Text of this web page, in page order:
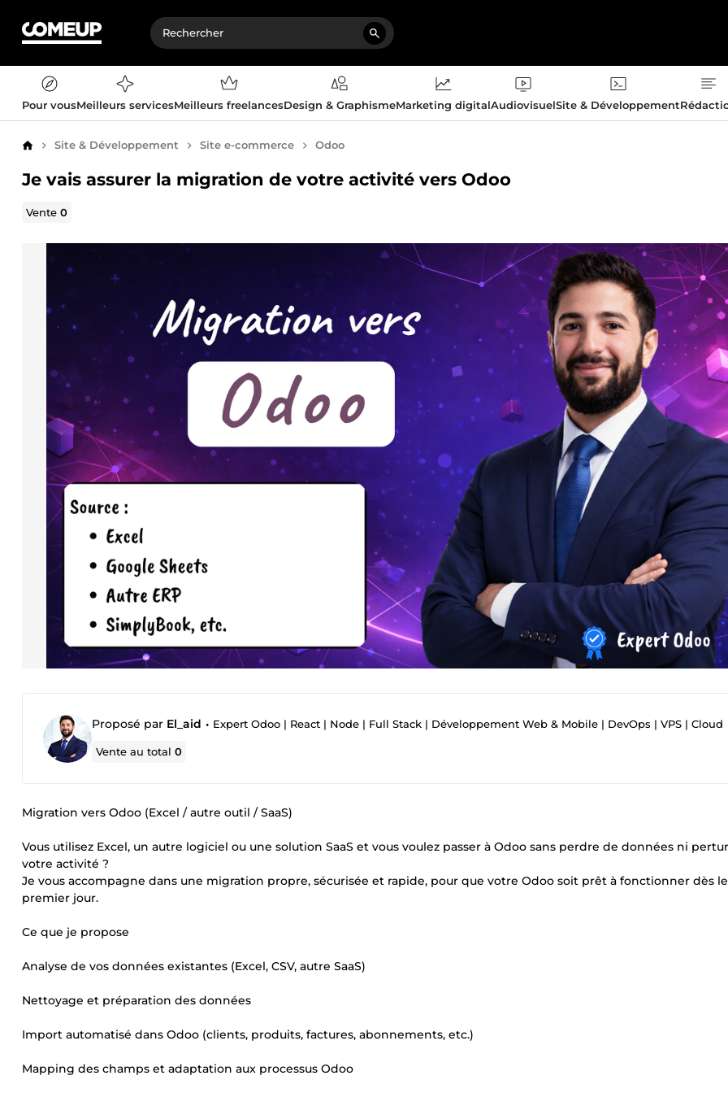
Pour vousMeilleurs servicesMeilleurs freelancesDesign & GraphismeMarketing digitalAudiovisuelSite & Développement
AccueilSite & Développement Site e-commerce Odoo
Je vais assurer la migration de votre activité vers Odoo
Vente0
Proposé par El_aid • Expert Odoo | React | Node | Full Stack | Développement Web & Mobile | DevOps | VPS | Cloud
Vente au total0
Migration vers Odoo (Excel / autre outil / SaaS)
Vous utilisez Excel, un autre logiciel ou une solution SaaS et vous voulez passer à Odoo sans perdre de données ni
votre activité ?
Je vous accompagne dans une migration propre, sécurisée et rapide, pour que votre Odoo soit prêt à fonctionner dès le
premier jour.
Ce que je propose
Analyse de vos données existantes (Excel, CSV, autre SaaS)
Nettoyage et préparation des données
Import automatisé dans Odoo (clients, produits, factures, abonnements, etc.)
Mapping des champs et adaptation aux processus Odoo